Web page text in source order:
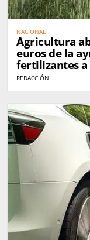
NACIONAL
Agricultura
euros de la
fertilizantes a
REDACCIÓN